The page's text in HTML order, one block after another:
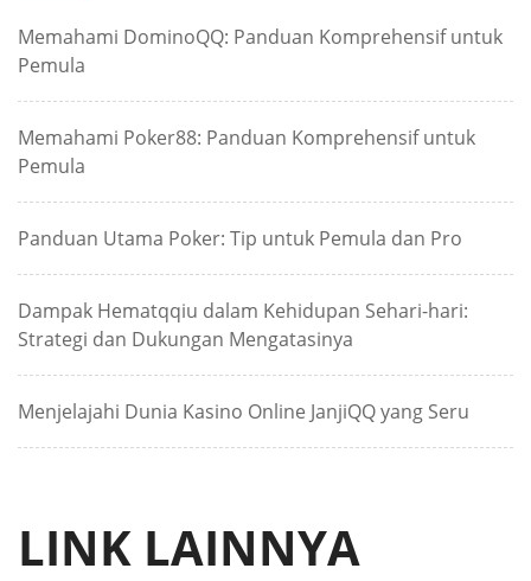
Memahami DominoQQ: Panduan Komprehensif untuk
Pemula
Memahami Poker88: Panduan Komprehensif untuk
Pemula
Panduan Utama Poker: Tip untuk Pemula dan Pro
Dampak Hematqqiu dalam Kehidupan Sehari-hari:
Strategi dan Dukungan Mengatasinya
Menjelajahi Dunia Kasino Online JanjiQQ yang Seru
LINK LAINNYA